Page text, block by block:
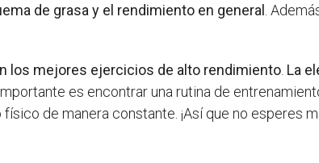
de grasa y el rendimiento en general .
los mejores ejercicios de alto rendimiento La
importante es encontrar una rutina de
de manera constante. ¡Así que no esperes